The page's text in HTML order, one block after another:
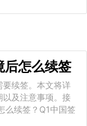
后怎么续签
要续签。本文将详
及注意事项。接
么续签？Q1中国签